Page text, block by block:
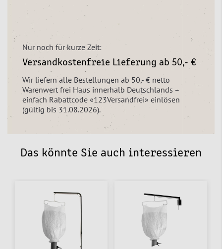
Nur noch für kurze Zeit:
Versandkostenfreie Lieferung ab 50,- €
Wir liefern alle Bestellungen ab 50,- € netto
Warenwert frei Haus innerhalb Deutschlands –
einfach Rabattcode «123Versandfrei» einlösen
(gültig bis 31.08.2026).
Das könnte Sie auch interessieren